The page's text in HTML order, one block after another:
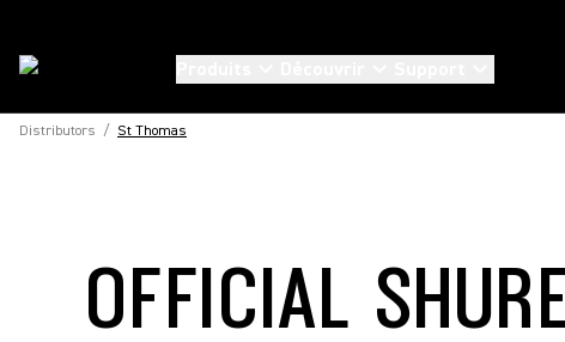
Distributors / St Thomas
OFFICIAL